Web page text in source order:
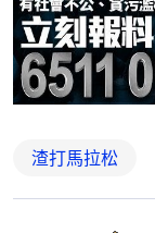
渣打馬拉松